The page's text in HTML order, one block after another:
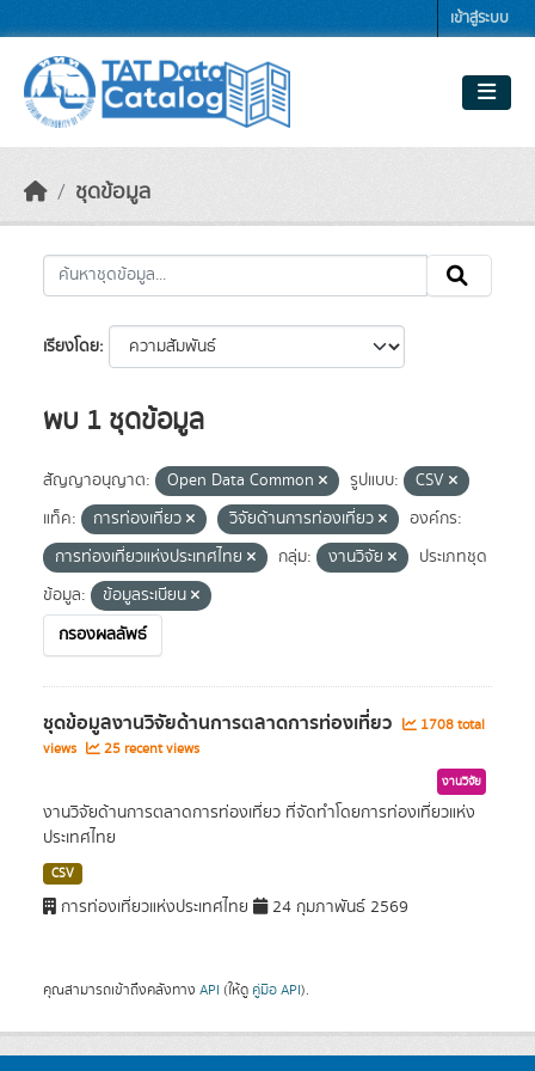
เข้าสู่ระบบ
ชุดข้อมูล
เรียงโดย
พบ 1 ชุดข้อมูล
สัญญาอนุญาต: Open Data Common รูปแบบ:
CSV
แท็ค:
การท่องเที่ยว วิจัยด้านการท่องเที่ยว
องค์กร:
การท่องเที่ยวแห่งประเทศไทย
กลุ่ม: งานวิจัย
ประเภทชุด
ข้อมูล:
ข้อมูลระเบียน
กรองผลลัพธ์
ชุดข้อมูลงานวิจัยด้านการตลาดการท่องเที่ยว
1708 total
views
25 recent views
งานวิจัย
งานวิจัยด้านการตลาดการท่องเที่ยว ที่จัดทำโดยการท่องเที่ยวแห่ง
ประเทศไทย
CSV
การท่องเที่ยวแห่งประเทศไทย 24 กุมภาพันธ์ 2569
คุณสามารถเข้าถึงคลังทาง API (ให้ดู คู่มือ API).